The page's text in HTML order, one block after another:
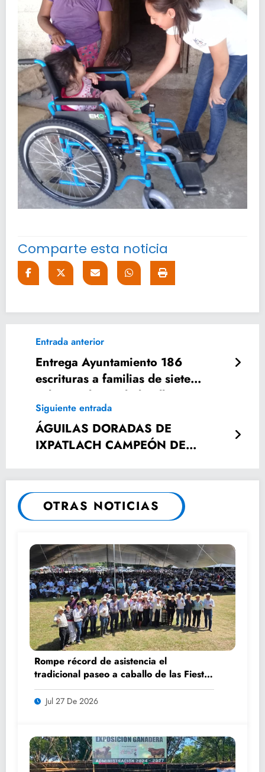
Comparte esta noticia
Entrada anterior
Entrega Ayuntamiento 186
escrituras a familias de siete
colonias de Ciudad Valles
Siguiente entrada
ÁGUILAS DORADAS DE
IXPATLACH CAMPEÓN DE
OTRAS NOTICIAS
Rompe récord de asistencia el
tradicional paseo a caballo de las Fiestas
de Santiago y Santa Ana
Jul 27 De 2026